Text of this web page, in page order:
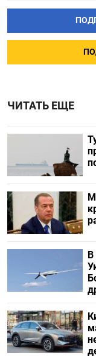
ЧИТАТЬ ЕЩЕ